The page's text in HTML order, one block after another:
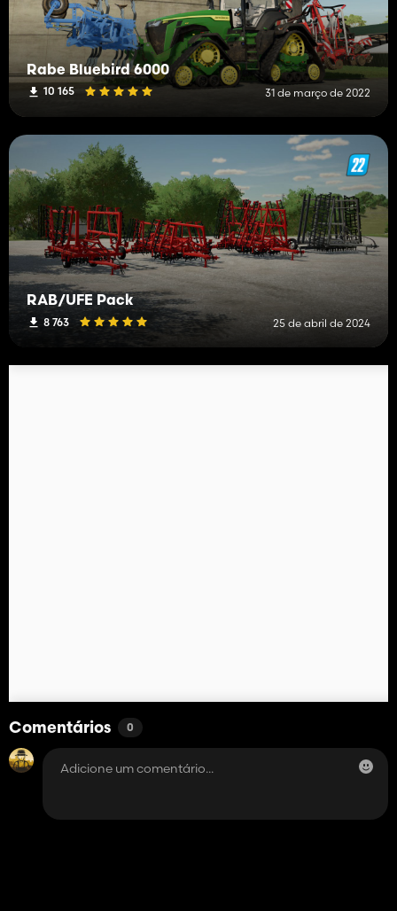
Rabe Bluebird 6000
10 165 31 de março de 2022
RAB/UFE Pack
8 763 25 de abril de 2024
Comentários 0